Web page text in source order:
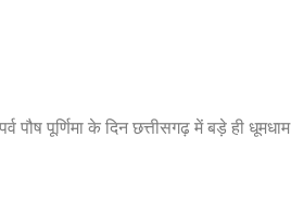
पौष पूर्णिमा के दिन छत्तीसगढ़ में बड़े ही धूमधाम